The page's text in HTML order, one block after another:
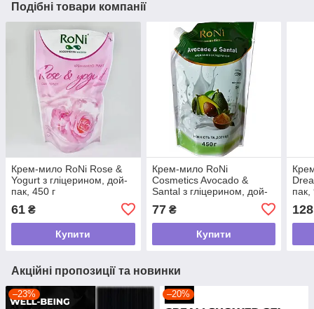
Подібні товари компанії
Крем-мило RoNi Rose &
Yogurt з гліцерином, дой-
пак, 450 г
61 ₴
Купити
Крем-мило RoNi
Cosmetics Avocado &
Santal з гліцерином, дой-
77₴
Купити
пак,
128
Акційні пропозиції та новинки
–23% –20%